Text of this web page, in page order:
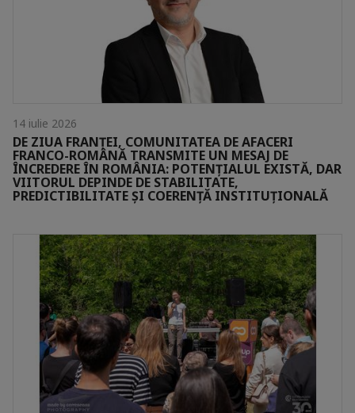
14 iulie 2026
DE ZIUA FRANȚEI, COMUNITATEA DE AFACERI
FRANCO-ROMÂNĂ TRANSMITE UN MESAJ DE
ÎNCREDERE ÎN ROMÂNIA: POTENȚIALUL EXISTĂ, DAR
VIITORUL DEPINDE DE STABILITATE,
PREDICTIBILITATE ȘI COERENȚĂ INSTITUȚIONALĂ